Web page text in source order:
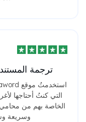
ترجمة
التي كنتُ أحتاجها
الخاصة بهم من
وسريعة